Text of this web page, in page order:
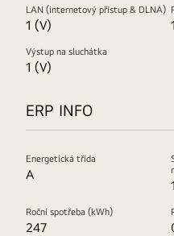
LAN (internetový přístup & DLNA)
1 (V)
Výstup na sluchátka
1 (V)
ERP INFO
Energetická třída
A
Roční spotřeba (kWh)
247